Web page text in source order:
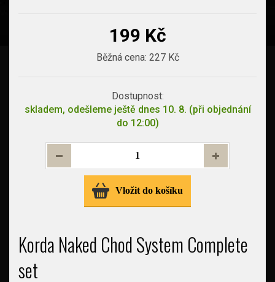
199 Kč
Běžná cena: 227 Kč
Dostupnost:
skladem, odešleme ještě dnes 10. 8. (při objednání
do 12:00)
Vložit do košíku
Korda Naked Chod System Complete
set